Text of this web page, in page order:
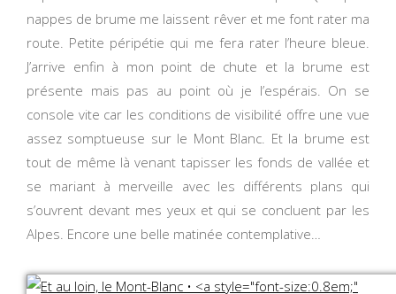
nappes de brume me laissent rêver et me font rater ma
route. Petite péripétie qui me fera rater l’heure bleue.
J’arrive enfin à mon point de chute et la brume est
présente mais pas au point où je l’espérais. On se
console vite car les conditions de visibilité offre une vue
assez somptueuse sur le Mont Blanc. Et la brume est
tout de même là venant tapisser les fonds de vallée et
se mariant à merveille avec les différents plans qui
s’ouvrent devant mes yeux et qui se concluent par les
Alpes. Encore une belle matinée contemplative…